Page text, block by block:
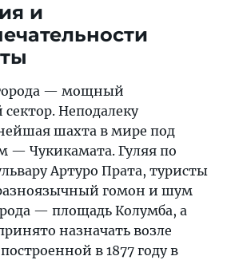
и
города — мощный
Неподалеку
шахта в мире под
— Чукикамата. Гуляя по
Артуро Прата, туристы
гомон и шум
— площадь Колумба, а
назначать возле
в 1877 году в